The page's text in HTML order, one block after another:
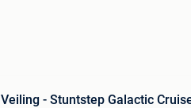
Veiling - Stuntstep Galactic